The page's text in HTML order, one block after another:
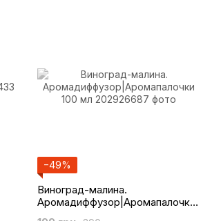
−49%
Виноград-малина.
Аромадиффузор|Аромапалочки